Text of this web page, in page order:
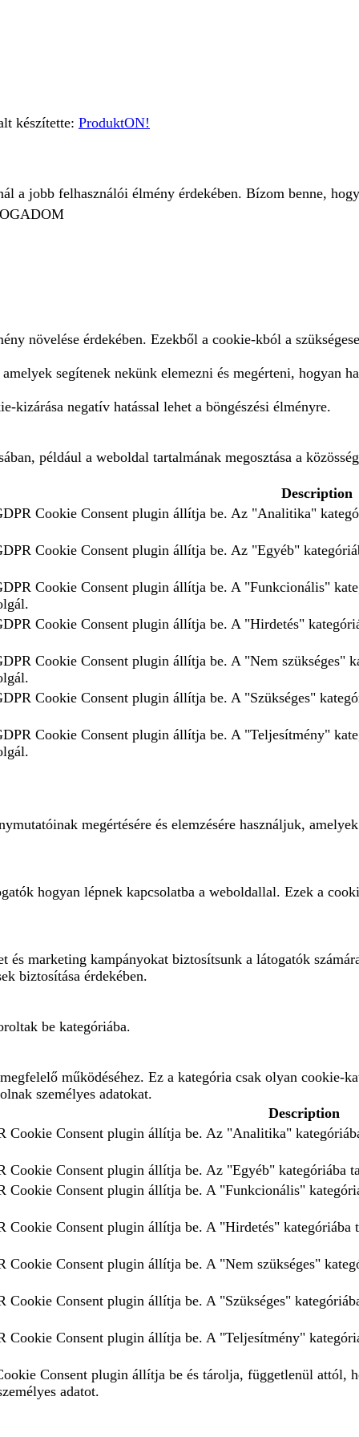
készítette: ProduktON!
a jobb felhasználói élmény érdekében. Bízom benne,
növelése érdekében. Ezekből a cookie-kból a
segítenek nekünk elemezni és megérteni, hogyan
kizárása negatív hatással lehet a böngészési élményre.
például a weboldal tartalmának megosztása a
Description
Cookie Consent plugin állítja be. Az "Analitika"
Cookie Consent plugin állítja be. Az "Egyéb"
Cookie Consent plugin állítja be. A "Funkcionális"
Cookie Consent plugin állítja be. A "Hirdetés"
Cookie Consent plugin állítja be. A "Nem szükséges"
Cookie Consent plugin állítja be. A "Szükséges"
Cookie Consent plugin állítja be. A "Teljesítmény"
megértésére és elemzésére használjuk,
hogyan lépnek kapcsolatba a weboldallal. Ezek a
marketing kampányokat biztosítsunk a látogatók
biztosítása érdekében.
be kategóriába.
működéséhez. Ez a kategória csak olyan cookie-
személyes adatokat.
Description
Cookie Consent plugin állítja be. Az "Analitika"
Cookie Consent plugin állítja be. Az "Egyéb" kategóriába
Cookie Consent plugin állítja be. A "Funkcionális"
Cookie Consent plugin állítja be. A "Hirdetés" kategóriába
Cookie Consent plugin állítja be. A "Nem szükséges"
Cookie Consent plugin állítja be. A "Szükséges"
Cookie Consent plugin állítja be. A "Teljesítmény"
Consent plugin állítja be és tárolja, függetlenül attól,
adatot.